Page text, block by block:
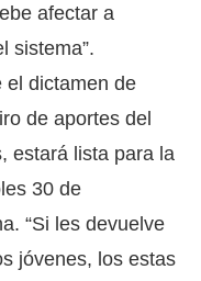
afectar a
sistema”.
el dictamen de
de aportes del
estará lista para la
30 de
“Si les devuelve
jóvenes, los estas